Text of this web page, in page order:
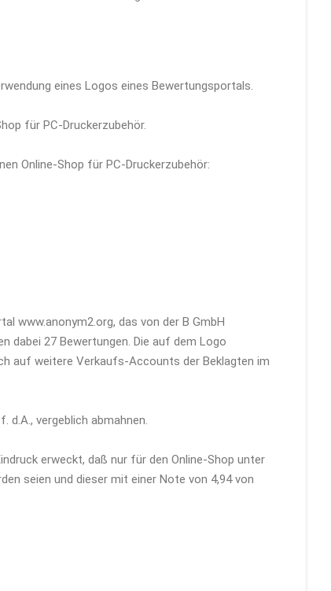
eines Logos eines Bewertungsportals.
für PC-Druckerzubehör.
Online-Shop für PC-Druckerzubehör:
www.anonym2.org, das von der B GmbH
dabei 27 Bewertungen. Die auf dem Logo
auf weitere Verkaufs-Accounts der Beklagten im
d.A., vergeblich abmahnen.
erweckt, daß nur für den Online-Shop unter
seien und dieser mit einer Note von 4,94 von